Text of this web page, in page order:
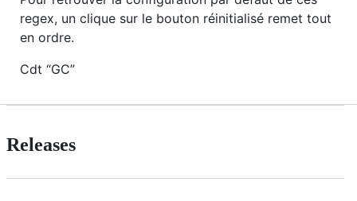
regex, un clique sur le bouton réinitialisé remet tout
en ordre.
Cdt
GC
Releases